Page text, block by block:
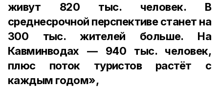
живут 820 тыс. человек. В
среднесрочной перспективе станет на
300 тыс. жителей больше. На
Кавминводах — 940 тыс. человек,
плюс поток туристов растёт с
каждым годом»,